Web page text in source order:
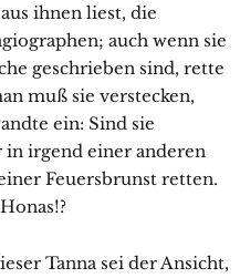
ihnen liest, die
auch wenn sie
geschrieben sind, rette
muß sie verstecken,
ein: Sind sie
irgend einer anderen
Feuersbrunst retten.
Tanna sei der Ansicht,